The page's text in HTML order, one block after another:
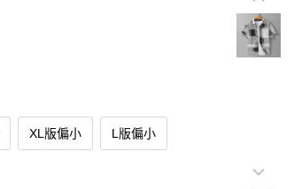
XL版偏小 L版偏小